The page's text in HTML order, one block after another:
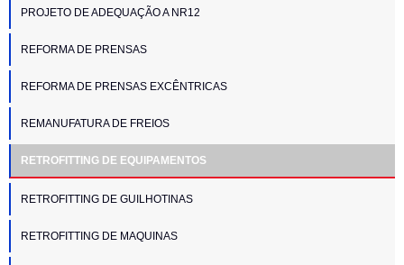
PROJETO DE ADEQUAÇÃO A NR12
REFORMA DE PRENSAS
REFORMA DE PRENSAS EXCÊNTRICAS
REMANUFATURA DE FREIOS
RETROFITTING DE EQUIPAMENTOS
RETROFITTING DE GUILHOTINAS
RETROFITTING DE MAQUINAS